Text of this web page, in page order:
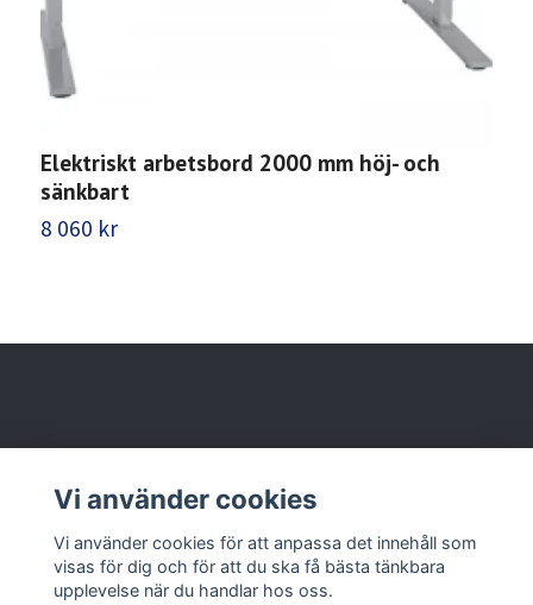
Elektriskt arbetsbord 2000 mm höj- och
sänkbart
8 060 kr
Läs mer
Vi använder cookies
Vi använder cookies för att anpassa det innehåll som
visas för dig och för att du ska få bästa tänkbara
upplevelse när du handlar hos oss.